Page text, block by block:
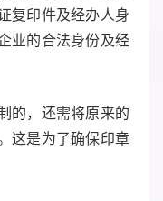
复印件及经办人身
业的合法身份及经
的，还需将原来的
这是为了确保印章